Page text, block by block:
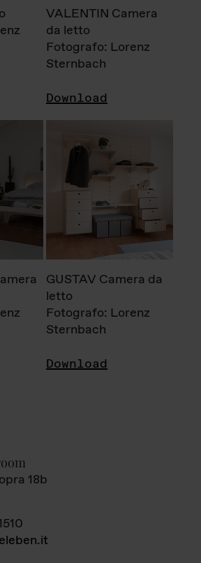
VALENTIN Camera
da letto
Fotografo: Lorenz
Sternbach
Download
GUSTAV Camera da
letto
Fotografo: Lorenz
Sternbach
Download
18b